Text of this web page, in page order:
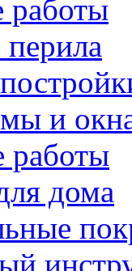
работы
и
работы
дома